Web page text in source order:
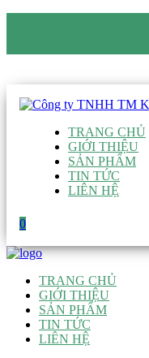
TRANG CHỦ
GIỚI THIỆU
SẢN PHẨM
TIN TỨC
LIÊN HỆ
0
TRANG CHỦ
GIỚI THIỆU
SẢN PHẨM
TIN TỨC
LIÊN HỆ